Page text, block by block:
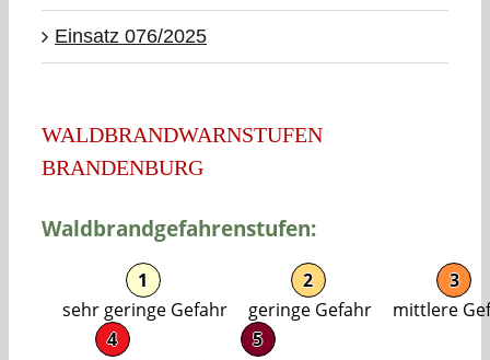
Einsatz 076/2025
WALDBRANDWARNSTUFEN
BRANDENBURG